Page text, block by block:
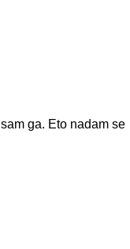
ga. Eto nadam se